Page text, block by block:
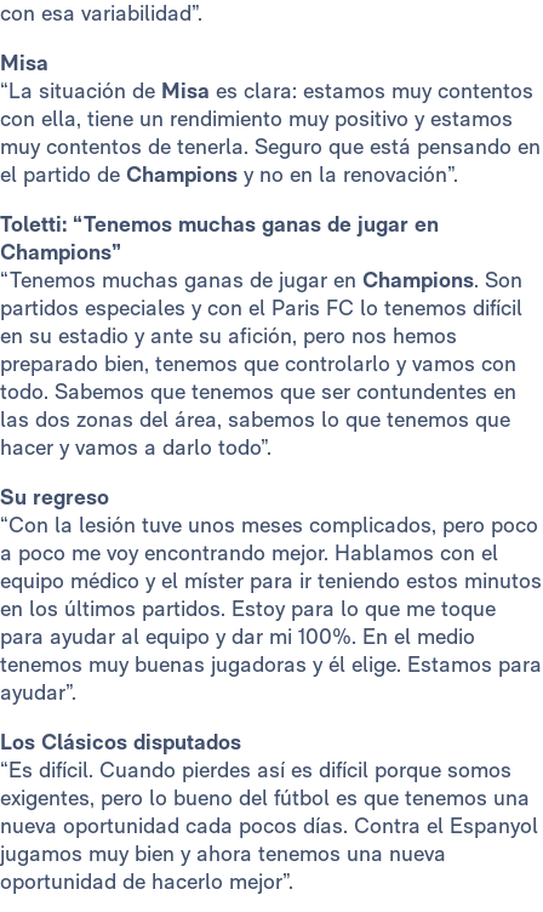
con esa variabilidad”.
Misa
“La situación de Misa es clara: estamos muy contentos
con ella, tiene un rendimiento muy positivo y estamos
muy contentos de tenerla. Seguro que está pensando en
el partido de Champions y no en la renovación”.
Toletti: “Tenemos muchas ganas de jugar en
Champions”
“Tenemos muchas ganas de jugar en Champions. Son
partidos especiales y con el Paris FC lo tenemos difícil
en su estadio y ante su afición, pero nos hemos
preparado bien, tenemos que controlarlo y vamos con
todo. Sabemos que tenemos que ser contundentes en
las dos zonas del área, sabemos lo que tenemos que
hacer y vamos a darlo todo”.
Su regreso
“Con la lesión tuve unos meses complicados, pero poco
a poco me voy encontrando mejor. Hablamos con el
equipo médico y el míster para ir teniendo estos minutos
en los últimos partidos. Estoy para lo que me toque
para ayudar al equipo y dar mi 100%. En el medio
tenemos muy buenas jugadoras y él elige. Estamos para
ayudar”.
Los Clásicos disputados
“Es difícil. Cuando pierdes así es difícil porque somos
exigentes, pero lo bueno del fútbol es que tenemos una
nueva oportunidad cada pocos días. Contra el Espanyol
jugamos muy bien y ahora tenemos una nueva
oportunidad de hacerlo mejor”.